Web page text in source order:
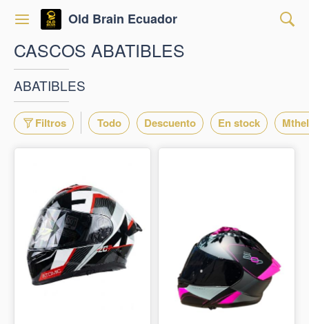
Old Brain Ecuador
CASCOS ABATIBLES
ABATIBLES
Filtros Todo Descuento En stock